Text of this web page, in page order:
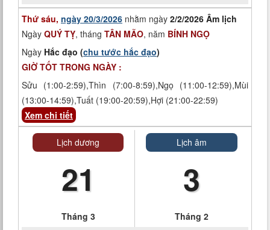
Thứ sáu, ngày 20/3/2026 nhằm ngày 2/2/2026 Âm lịch
Ngày QUÝ TỴ, tháng TÂN MÃO, năm BÍNH NGỌ
Ngày Hắc đạo (chu tước hắc đạo)
GIỜ TỐT TRONG NGÀY :
Sửu (1:00-2:59),Thìn (7:00-8:59),Ngọ (11:00-12:59),Mùi
(13:00-14:59),Tuất (19:00-20:59),Hợi (21:00-22:59)
Xem chi tiết
Lịch dương
21
Tháng 3
Lịch âm
3
Tháng 2